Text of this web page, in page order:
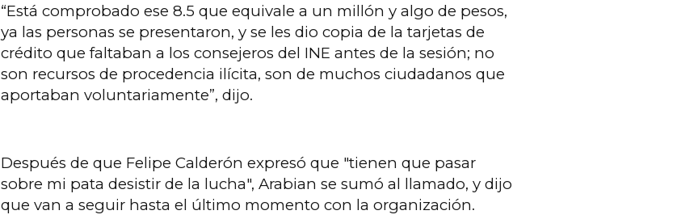
“Está comprobado ese 8.5 que equivale a un millón y algo de pesos,
ya las personas se presentaron, y se les dio copia de la tarjetas de
crédito que faltaban a los consejeros del INE antes de la sesión; no
son recursos de procedencia ilícita, son de muchos ciudadanos que
aportaban voluntariamente”, dijo.
Después de que Felipe Calderón expresó que "tienen que pasar
sobre mi pata desistir de la lucha", Arabian se sumó al llamado, y dijo
que van a seguir hasta el último momento con la organización.